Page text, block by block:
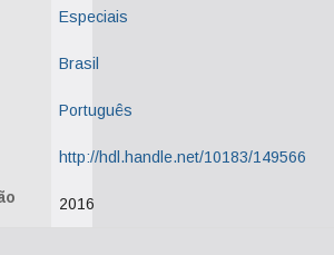
Especiais
Brasil
Português
http://hdl.handle.net/10183/149566
2016